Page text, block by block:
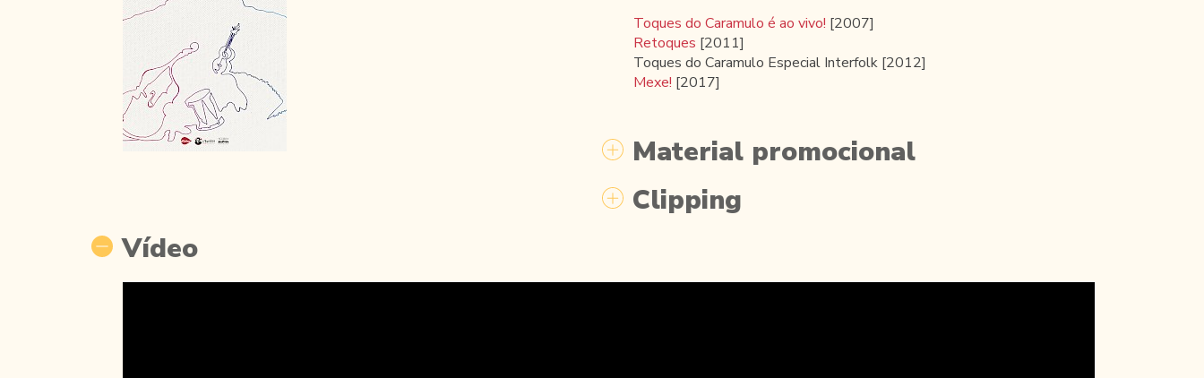
Toques do Caramulo é ao vivo! [2007]
Retoques [2011]
Toques do Caramulo Especial Interfolk [2012]
Mexe! [2017]
Material promocional
Clipping
Vídeo